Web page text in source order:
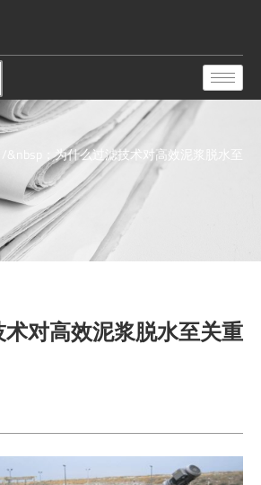
/&nbsp；为什么过滤技术对高效泥浆脱水至
对高效泥浆脱水至关重